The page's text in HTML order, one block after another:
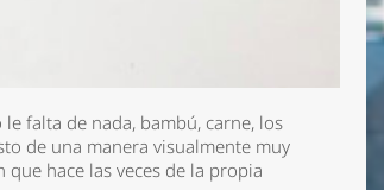
falta de nada, bambú, carne, los
de una manera visualmente muy
hace las veces de la propia